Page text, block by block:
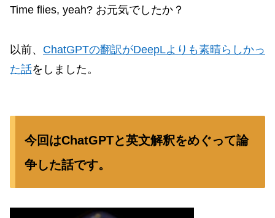
Time flies, yeah? お元気でしたか？
以前、 ChatGPTの翻訳がDeepLよりも素晴らしかっ
た話をしました。
今回はChatGPTと英文解釈をめぐって論
争した話です。